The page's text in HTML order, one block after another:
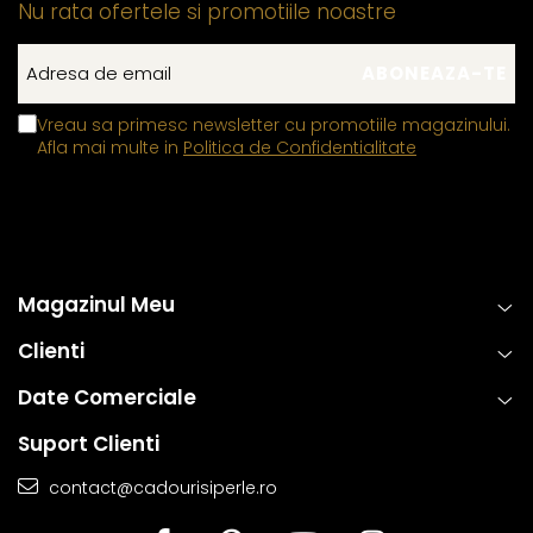
Nu rata ofertele si promotiile noastre
Vreau sa primesc newsletter cu promotiile magazinului.
Afla mai multe in Politica de Confidentialitate
Magazinul Meu
Clienti
Date Comerciale
Suport Clienti
contact@cadourisiperle.ro